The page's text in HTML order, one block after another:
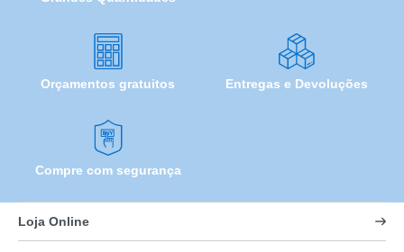
Orçamentos gratuitos Entregas e Devoluções
Compre com segurança
Loja Online